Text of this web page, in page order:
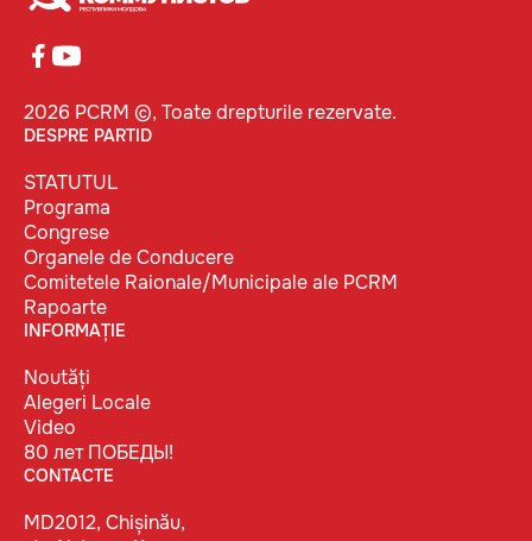
2026 PCRM ©, Toate drepturile rezervate.
DESPRE PARTID
STATUTUL
Programa
Congrese
Organele de Conducere
Comitetele Raionale/Municipale ale PCRM
Rapoarte
INFORMAȚIE
Noutăți
Alegeri Locale
Video
80 лет ПОБЕДЫ!
CONTACTE
MD2012, Chișinău,